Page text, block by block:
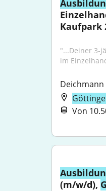
Kaufpark
"...Deiner 3-
im
Deichmann
Von
(m/w/d),